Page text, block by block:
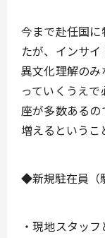
今まで赴任国
たが、インサ
異文化理解の
っていくうえ
座が多数ある
増えるというこ
◆新規駐在員（
・現地スタッ